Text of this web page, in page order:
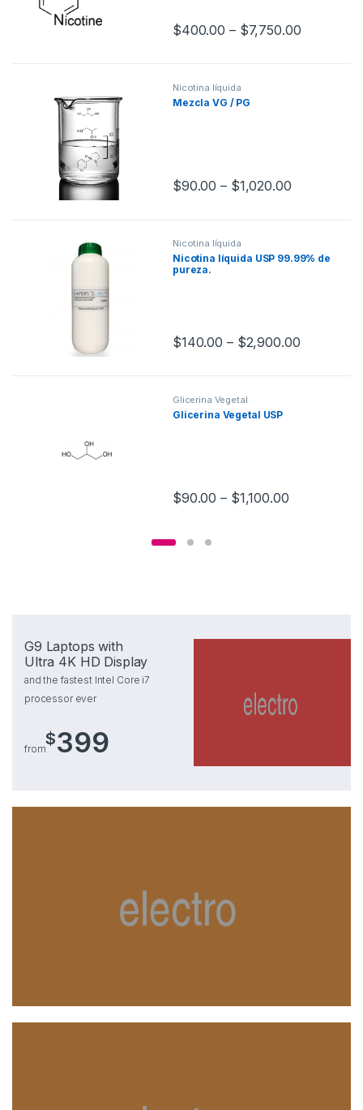
$400.00 – $7,750.00
Nicotina líquida
Mezcla VG / PG
$90.00 – $1,020.00
Nicotina líquida
Nicotina líquida USP 99.99% de
pureza.
$140.00 – $2,900.00
Glicerina Vegetal
Glicerina Vegetal USP
$90.00 – $1,100.00
G9 Laptops with
Ultra 4K HD Display
and the fastest Intel Core i7
processor ever
from
$399